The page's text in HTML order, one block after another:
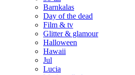
Barnkalas
Day of the dead
Film & tv
Glitter & glamour
Halloween
Hawaii
Jul
Lucia